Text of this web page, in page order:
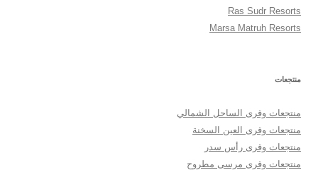
Ras Sudr Resorts
Marsa Matruh Resorts
منتجعات
منتجعات وقرى الساحل الشمالي
منتجعات وقرى العين السخنة
منتجعات وقرى رأس سدر
منتجعات وقرى مرسى مطروح